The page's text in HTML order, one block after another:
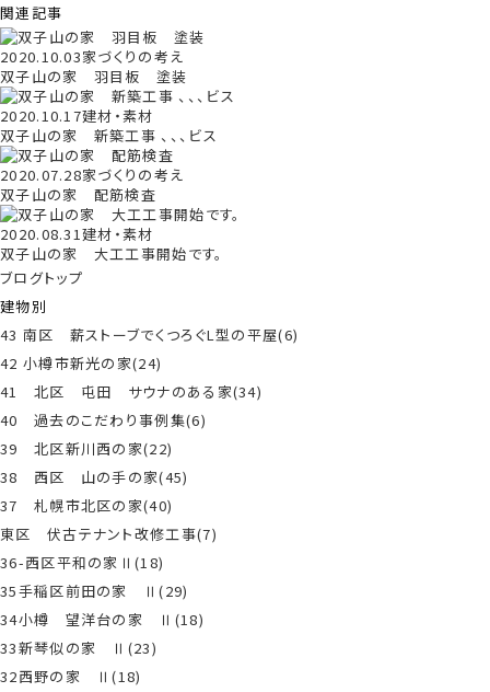
関連記事
2020.10.03家づくりの考え
双子山の家 羽目板 塗装
2020.10.17建材・素材
双子山の家 新築工事 、、、ビス
2020.07.28家づくりの考え
双子山の家 配筋検査
2020.08.31建材・素材
双子山の家 大工工事開始です。
ブログトップ
建物別
43 南区 薪ストーブでくつろぐL型の平屋(6)
42 小樽市新光の家(24)
41 北区 屯田 サウナのある家(34)
40 過去のこだわり事例集(6)
39 北区新川西の家(22)
38 西区 山の手の家(45)
37 札幌市北区の家(40)
東区 伏古テナント改修工事(7)
36-西区平和の家Ⅱ(18)
35手稲区前田の家 Ⅱ(29)
34小樽 望洋台の家 Ⅱ(18)
33新琴似の家 Ⅱ(23)
32西野の家 Ⅱ(18)